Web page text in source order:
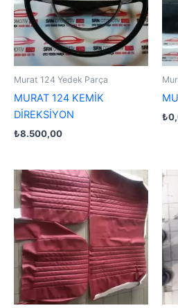
Murat 124 Yedek Parça
MURAT 124 KEMİK
DİREKSİYON
₺8.500,00
₺